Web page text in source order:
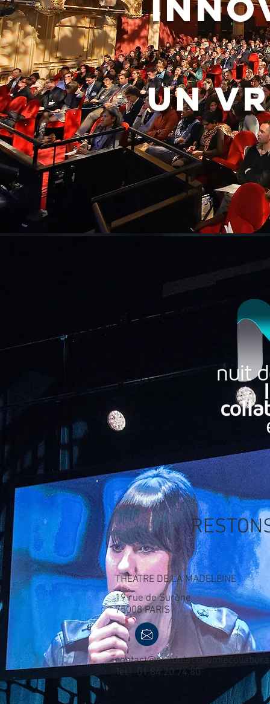
un
THEATRE DE LA MADELEINE
19 rue de Surène
75008 PARIS
Tel.: 01.84.20.74.80